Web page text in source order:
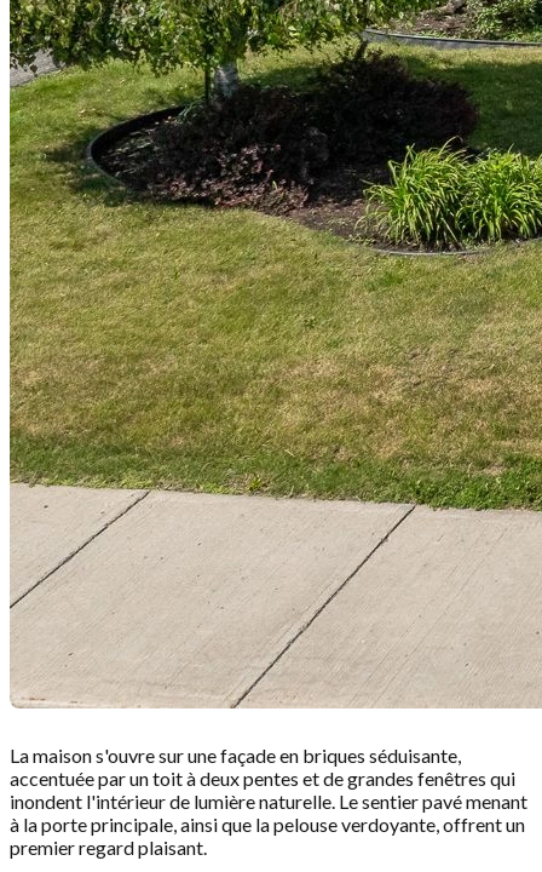
La maison s'ouvre sur une façade en briques séduisante,
accentuée par un toit à deux pentes et de grandes fenêtres qui
inondent l'intérieur de lumière naturelle. Le sentier pavé menant
à la porte principale, ainsi que la pelouse verdoyante, offrent un
premier regard plaisant.